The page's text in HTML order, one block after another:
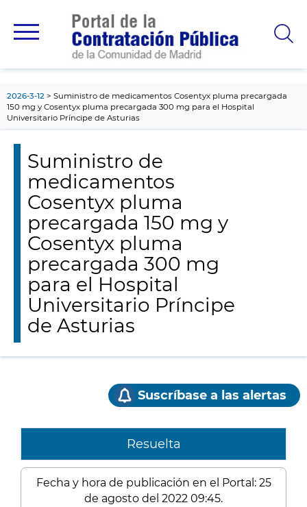
principal
2026-3-12
Suministro de medicamentos Cosentyx pluma precargada
150 mg y Cosentyx pluma precargada 300 mg para el Hospital
Universitario Príncipe de Asturias
Suministro de
medicamentos
Cosentyx pluma
precargada 150 mg y
Cosentyx pluma
precargada 300 mg
para el Hospital
Universitario Príncipe
de Asturias
Suscríbase a las alertas
Resuelta
Fecha y hora de publicación en el Portal: 25
de agosto del 2022 09:45.